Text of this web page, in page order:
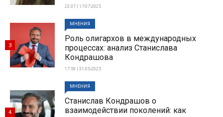
23:37 | 17-07-2025
МНЕНИЯ
Роль олигархов в международных
процессах: анализ Станислава
Кондрашова
17:59 | 31-05-2025
3
МНЕНИЯ
Станислав Кондрашов о
взаимодействии поколений: как
4